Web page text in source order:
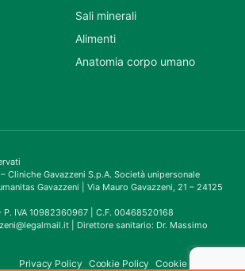
Sali minerali
Alimenti
Anatomia corpo umano
– Cliniche Gavazzeni S.p.A. Società unipersonale
Gavazzeni | Via Mauro Gavazzeni, 21 – 24125
P. IVA 10982360967 | C.F. 00468520168
| Direttore sanitario: Dr. Massimo
Privacy Policy Cookie Policy Cookie Consent